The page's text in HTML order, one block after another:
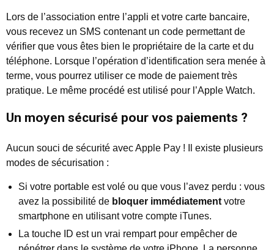
Lors de l’association entre l’appli et votre carte bancaire,
vous recevez un SMS contenant un code permettant de
vérifier que vous êtes bien le propriétaire de la carte et du
téléphone. Lorsque l’opération d’identification sera menée à
terme, vous pourrez utiliser ce mode de paiement très
pratique. Le même procédé est utilisé pour l’Apple Watch.
Un moyen sécurisé pour vos paiements ?
Aucun souci de sécurité avec Apple Pay ! Il existe plusieurs
modes de sécurisation :
Si votre portable est volé ou que vous l’avez perdu : vous
avez la possibilité de bloquer immédiatement votre
smartphone en utilisant votre compte iTunes.
La touche ID est un vrai rempart pour empêcher de